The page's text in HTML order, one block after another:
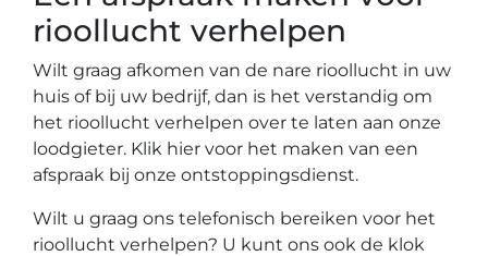
rioollucht verhelpen
Wilt graag afkomen van de nare rioollucht in uw
huis of bij uw bedrijf, dan is het verstandig om
het rioollucht verhelpen over te laten aan onze
loodgieter. Klik hier voor het maken van een
afspraak bij onze ontstoppingsdienst.
Wilt u graag ons telefonisch bereiken voor het
rioollucht verhelpen? U kunt ons ook de klok